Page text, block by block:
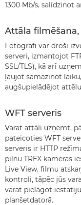
1300 Mb/s, salīdzinot
Attāla
Fotogrāfi var droši
serveri, izmantojot
SSL/TLS), kā arī
ļaujot samazinot
augšupielādējot
WFT serveris
Varat attāli uzņemt,
pateicoties WFT
serveris ir HTTP
pilnu TREX kameras
Live View, filmu
kontroli, tāpēc jūs
varat pielāgot
planšetdatorā.